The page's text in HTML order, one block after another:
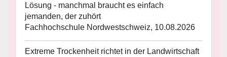
Lösung - manchmal braucht es einfach
jemanden, der zuhört
Fachhochschule Nordwestschweiz, 10.08.2026
Extreme Trockenheit richtet in der Landwirtschaft